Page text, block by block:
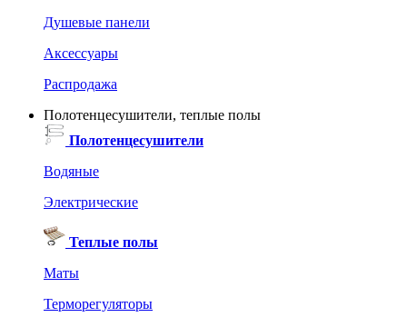
Душевые панели
Аксессуары
Распродажа
Полотенцесушители, теплые полы
Полотенцесушители
Водяные
Электрические
Теплые полы
Маты
Терморегуляторы